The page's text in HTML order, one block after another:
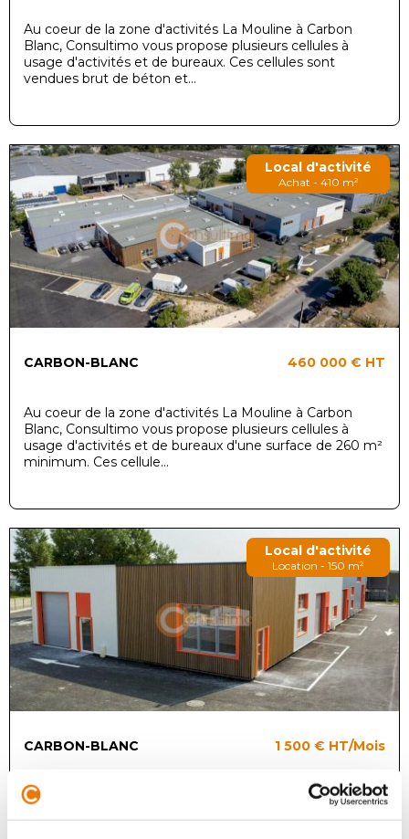
Au coeur de la zone d'activités La Mouline à Carbon
Blanc, Consultimo vous propose plusieurs cellules à
usage d'activités et de bureaux. Ces cellules sont
vendues brut de béton et...
Local d'activité
Achat - 410 m²
CARBON-BLANC 460 000 € HT
Au coeur de la zone d'activités La Mouline à Carbon
Blanc, Consultimo vous propose plusieurs cellules à
usage d'activités et de bureaux d'une surface de 260 m²
minimum. Ces cellule...
Local d'activité
Location - 150 m²
CARBON-BLANC 1 500 € HT/Mois
Au coeur de la zone d'activités La Mouline à Carbon